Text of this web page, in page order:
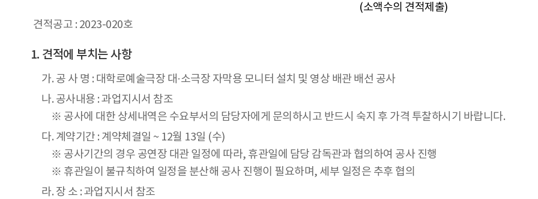
(소액수의 견적제출)
견적공고 : 2023-020호
견적에 부치는 사항
가. 공 사 명 : 대학로예술극장 대·소극장 자막용 모니터 설치 및 영상 배관 배선 공사
나. 공사내용 : 과업지시서 참조
※ 공사에 대한 상세내역은 수요부서의 담당자에게 문의하시고 반드시 숙지 후 가격 투찰하시기 바랍니다.
다. 계약기간 : 계약체결일 ~ 12월 13일 (수)
※ 공사기간의 경우 공연장 대관 일정에 따라, 휴관일에 담당 감독관과 협의하여 공사 진행
※ 휴관일이 불규칙하여 일정을 분산해 공사 진행이 필요하며, 세부 일정은 추후 협의
라. 장 소 : 과업지시서 참조